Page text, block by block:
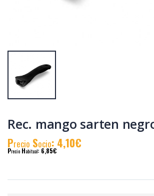
Rec. mango sarten
Precio Socio: 4,10€
Precio Habitual: 6,85€
: 31,90€